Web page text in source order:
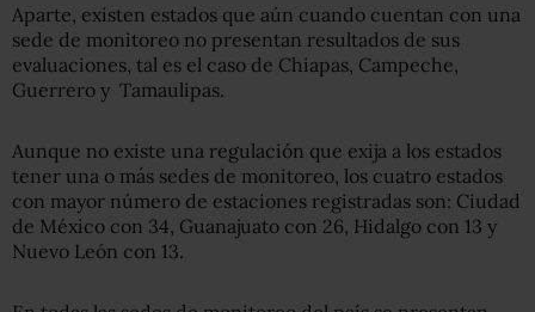
Aparte, existen estados que aún cuando cuentan con una
sede de monitoreo no presentan resultados de sus
evaluaciones, tal es el caso de Chiapas, Campeche,
Guerrero y Tamaulipas.
Aunque no existe una regulación que exija a los estados
tener una o más sedes de monitoreo, los cuatro estados
con mayor número de estaciones registradas son: Ciudad
de México con 34, Guanajuato con 26, Hidalgo con 13 y
Nuevo León con 13.